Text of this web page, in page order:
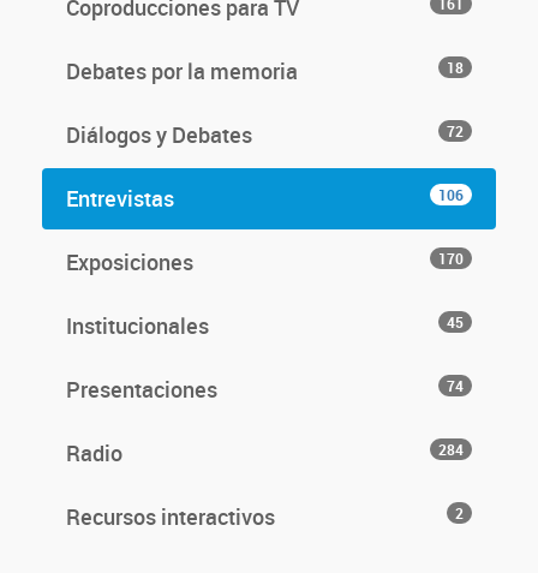
Coproducciones para TV
Debates por la memoria 18
Diálogos y Debates 72
Entrevistas 106
Exposiciones 170
Institucionales 45
Presentaciones 74
Radio 284
Recursos interactivos 2